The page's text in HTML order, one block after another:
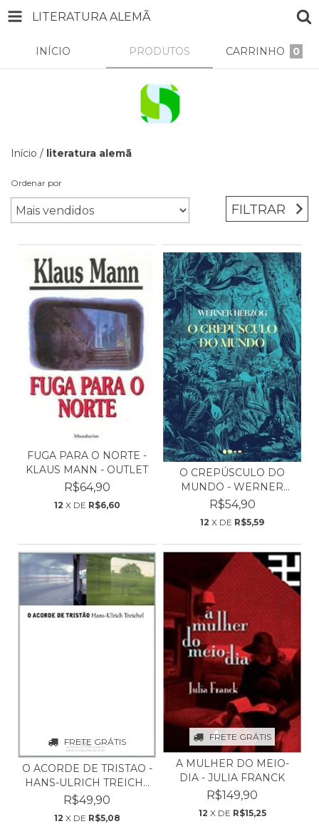
LITERATURA ALEMÃ
INÍCIO PRODUTOS CARRINHO 0
Início / literatura alemã
Ordenar por
FILTRAR
FUGA PARA O NORTE -
KLAUS MANN - OUTLET
R$64,90
12 X DE R$6,60
O CREPÚSCULO DO
MUNDO - WERNER
HERZOG
R$54,90
12 X DE R$5,59
FRETE GRÁTIS
O ACORDE DE TRISTAO -
HANS-ULRICH TREICH...
R$49,90
12 X DE R$5,08
FRETE GRÁTIS
A MULHER DO MEIO-
DIA - JULIA FRANCK
R$149,90
12 X DE R$15,25